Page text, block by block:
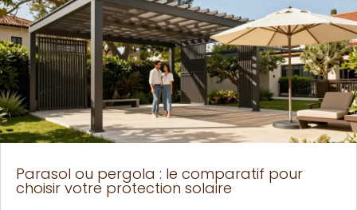
Parasol ou pergola : le comparatif pour
choisir votre protection solaire